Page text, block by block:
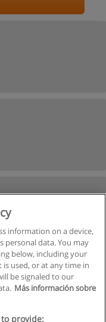
information on a device,
personal data. You may
below, including your
used, or at any time in
be signaled to our
Más información sobre
provide: